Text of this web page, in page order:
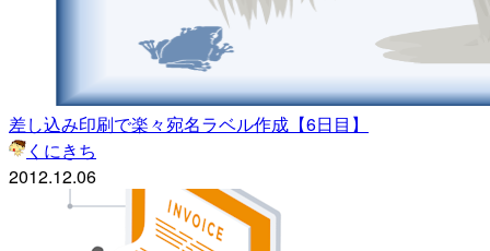
差し込み印刷で楽々宛名ラベル作成【6日目】
くにきち
2012.12.06